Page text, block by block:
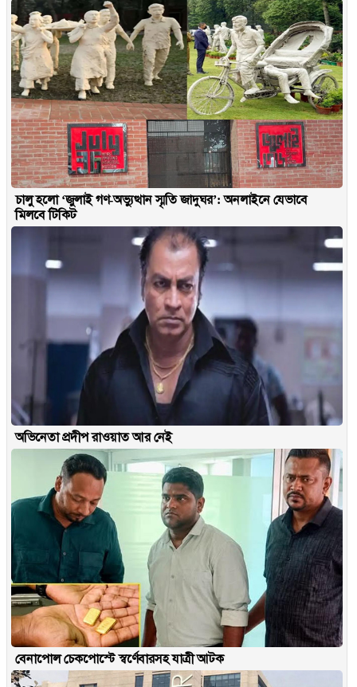
চালু হলো ‘জুলাই গণ-অভ্যুত্থান স্মৃতি জাদুঘর’: অনলাইনে যেভাবে
মিলবে টিকিট
অভিনেতা প্রদীপ রাওয়াত আর নেই
বেনাপোল চেকপোস্টে স্বর্ণেবারসহ যাত্রী আটক